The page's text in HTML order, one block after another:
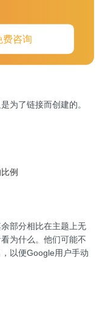
容片段不太可能让你
随机的事情，有时，
个有趣的活动。
为了链接而创建的。
例
部分相比在主题上无
为什么。他们可能不
以便Google用户手动
费咨询